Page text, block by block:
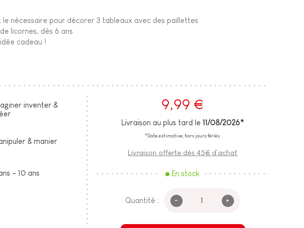
nécessaire pour décorer 3 tableaux avec des paillettes
licornes, dès 6 ans
cadeau !
inventer &
& manier
- 10 ans
9,99 €
Livraison au plus tard le11/08/2026*
*Date estimative, hors jours fériés.
Livraison offerte dès 45€ d'achat
En stock
Quantité : - +